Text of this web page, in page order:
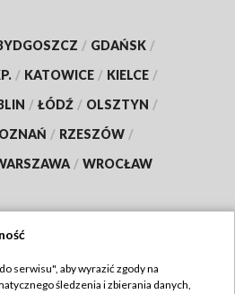
/ GDAŃSK /
/ KATOWICE / KIELCE /
/ ŁÓDŹ / OLSZTYN /
/ RZESZÓW /
/ WROCŁAW
TVP
serwisu", aby wyrazić zgody na
śledzenia i zbierania danych,